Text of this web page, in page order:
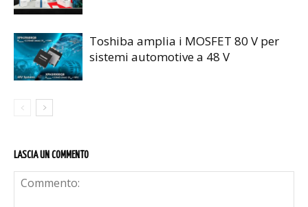
Toshiba amplia i MOSFET 80 V per
sistemi automotive a 48 V
LASCIA UN COMMENTO